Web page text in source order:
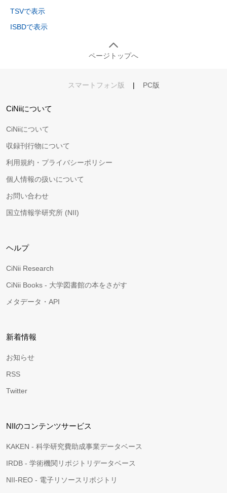
TSVで表示
ISBDで表示
ページトップへ
スマートフォン版 | PC版
CiNiiについて
CiNiiについて
収録刊行物について
利用規約・プライバシーポリシー
個人情報の扱いについて
お問い合わせ
国立情報学研究所 (NII)
ヘルプ
CiNii Research
CiNii Books - 大学図書館の本をさがす
メタデータ・API
新着情報
お知らせ
RSS
Twitter
NIIのコンテンツサービス
KAKEN - 科学研究費助成事業データベース
IRDB - 学術機関リポジトリデータベース
NII-REO - 電子リソースリポジトリ